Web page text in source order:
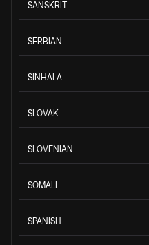
SANSKRIT
SERBIAN
SINHALA
SLOVAK
SLOVENIAN
SOMALI
SPANISH